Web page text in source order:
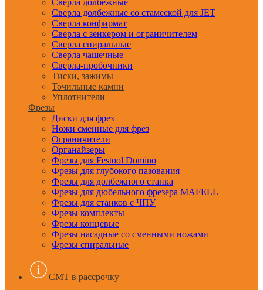
Сверла долбежные
Сверла долбежные со стамеской для JET
Сверла конфирмат
Сверла с зенкером и ограничителем
Сверла спиральные
Сверла чашечные
Сверла-пробочники
Тиски, зажимы
Точильные камни
Уплотнители
Фрезы
Диски для фрез
Ножи сменные для фрез
Ограничители
Органайзеры
Фрезы для Festool Domino
Фрезы для глубокого пазования
Фрезы для долбежного станка
Фрезы для дюбельного фрезера MAFELL
Фрезы для станков с ЧПУ
Фрезы комплекты
Фрезы концевые
Фрезы насадные со сменными ножами
Фрезы спиральные
CMT в рассрочку